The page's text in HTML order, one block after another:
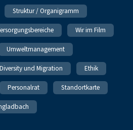
Struktur / Organigramm
Wir im Film
Umweltmanagement
Diversity und Migration Ethik
Personalrat Standortkarte